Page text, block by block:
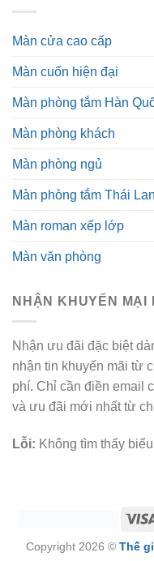
Màn cửa cao cấp
Màn cuốn hiện đại
Màn phòng tắm Hàn
Màn phòng khách
Màn phòng ngủ
Màn phòng tắm Thái Lan
Màn roman xếp lớp
Màn văn phòng
NHẬN KHUYẾN MẠI
Nhận ưu đãi đặc biệt
nhận tin khuyến mãi từ
phí. Chỉ cần điền email
và ưu đãi mới nhất từ
Lỗi: Không tìm thấy
Copyright 2026 © Thế